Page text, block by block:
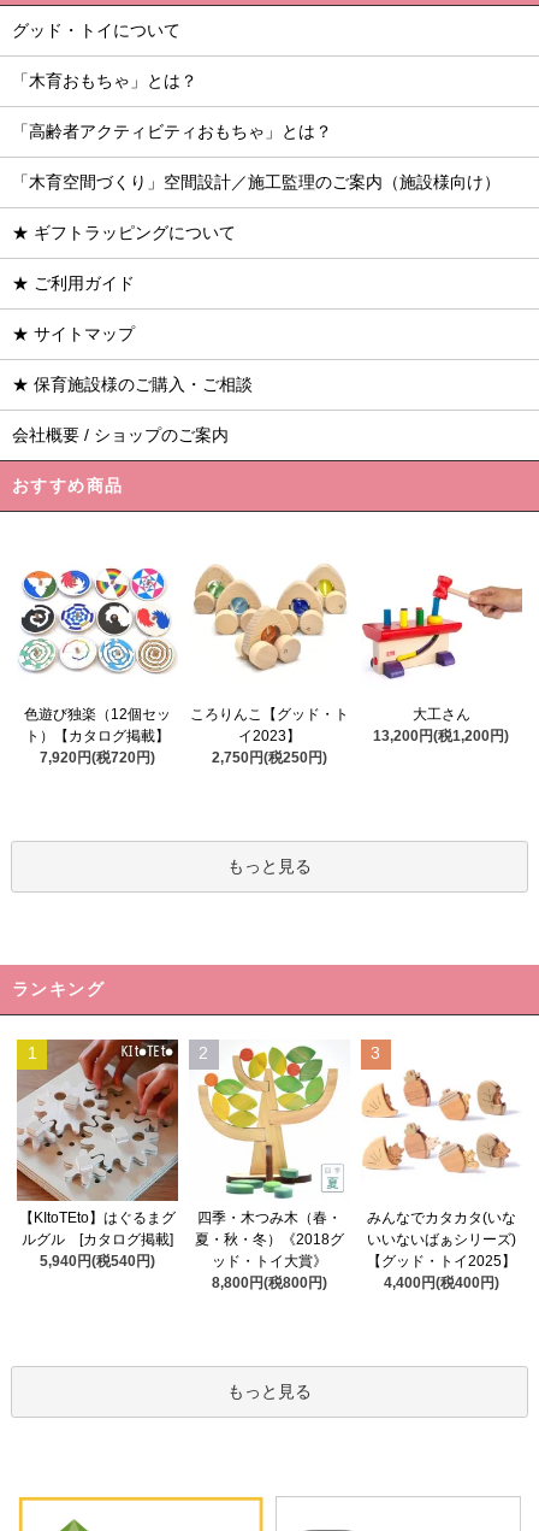
グッド・トイについて
「木育おもちゃ」とは？
「高齢者アクティビティおもちゃ」とは？
「木育空間づくり」空間設計／施工監理のご案内（施設様向け）
★ ギフトラッピングについて
★ ご利用ガイド
★ サイトマップ
★ 保育施設様のご購入・ご相談
会社概要 / ショップのご案内
おすすめ商品
色遊び独楽（12個セッ
ト）【カタログ掲載】
7,920円(税720円)
ころりんこ【グッド・ト
イ2023】
2,750円(税250円)
大工さん
13,200円(税1,200円)
もっと見る
ランキング
1
【KItoTEto】はぐるまグ
ルグル [カタログ掲載]
5,940円(税540円)
2
四季・木つみ木（春・
夏・秋・冬）《2018グ
ッド・トイ大賞》
8,800円(税800円)
3
みんなでカタカタ(いな
いいないばぁシリーズ)
【グッド・トイ2025】
4,400円(税400円)
もっと見る